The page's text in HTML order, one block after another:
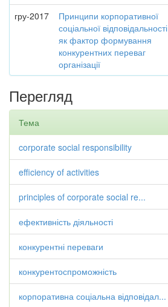
гру-2017
Принципи корпоративної
соціальної відповідальності
як фактор формування
конкурентних переваг
організації
Перегляд
Тема
corporate social responsibility
efficiency of activities
principles of corporate social re...
ефективність діяльності
конкурентні переваги
конкурентоспроможність
корпоративна соціальна відповідал...